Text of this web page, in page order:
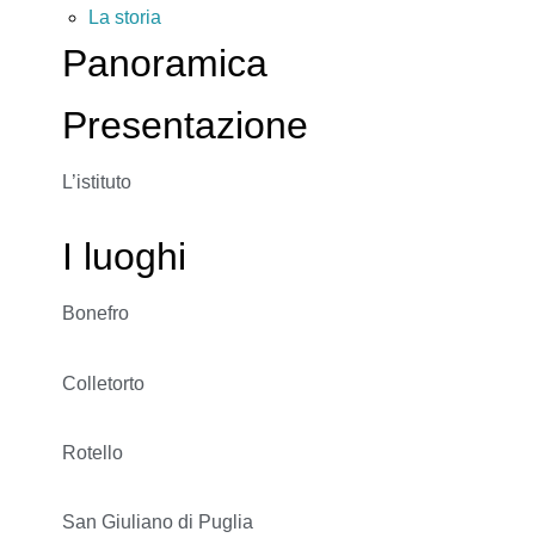
La storia
Panoramica
Presentazione
L’istituto
I luoghi
Bonefro
Colletorto
Rotello
San Giuliano di Puglia